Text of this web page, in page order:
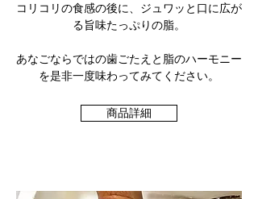
コリコリの食感の後に、ジュワッと口に広が
る旨味たっぷりの脂。
あなごならではの歯ごたえと脂のハーモニー
を是非一度味わってみてください。
商品詳細